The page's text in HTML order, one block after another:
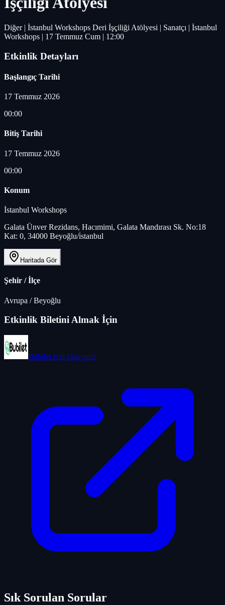
Diğer | İstanbul Workshops Deri İşçiliği Atölyesi | Sanatçı | İstanbul
Workshops | 17 Temmuz Cum | 12:00
Etkinlik Detayları
Başlangıç Tarihi
17 Temmuz 2026
00:00
Bitiş Tarihi
17 Temmuz 2026
00:00
Konum
İstanbul Workshops
Galata Ünver Rezidans, Hacımimi, Galata Mandırası Sk. No:18
Kat: 0, 34000 Beyoğlu/i̇stanbul
Haritada Gör
Şehir / İlçe
Avrupa /Beyoğlu
Etkinlik Biletini Almak İçin
Bubilet için tıklayınız
Sık Sorulan Sorular